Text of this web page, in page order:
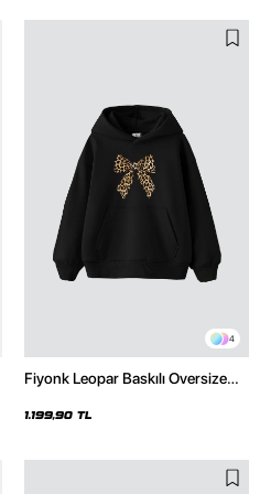
4
Fiyonk Leopar Baskılı Oversize
1.199,90 TL